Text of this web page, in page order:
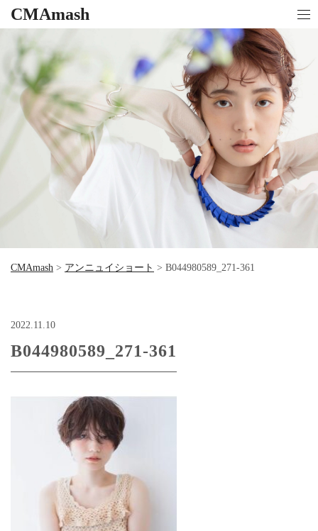
CMAmash
CMAmash > アンニュイショート > B044980589_271-361
2022.11.10
B044980589_271-361